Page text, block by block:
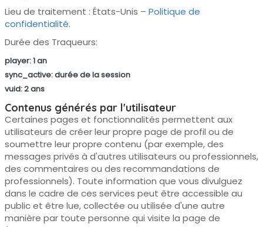
Lieu de traitement : États-Unis – Politique de
confidentialité.
Durée des Traqueurs:
player: 1 an
sync_active: durée de la session
vuid: 2 ans
Contenus générés par l'utilisateur
Certaines pages et fonctionnalités permettent aux
utilisateurs de créer leur propre page de profil ou de
soumettre leur propre contenu (par exemple, des
messages privés à d'autres utilisateurs ou professionnels,
des commentaires ou des recommandations de
professionnels). Toute information que vous divulguez
dans le cadre de ces services peut être accessible au
public et être lue, collectée ou utilisée d'une autre
manière par toute personne qui visite la page de